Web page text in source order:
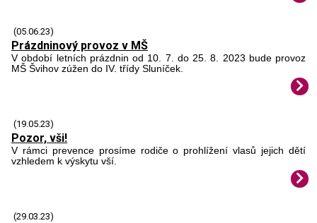
(05.06.23)
Prázdninový provoz v MŠ
V období letních prázdnin od 10. 7. do 25. 8. 2023 bude provoz
MŠ Švihov zúžen do IV. třídy Sluníček.
(19.05.23)
Pozor, vši!
V rámci prevence prosíme rodiče o prohlížení vlasů jejich dětí
vzhledem k výskytu vší.
(29.03.23)